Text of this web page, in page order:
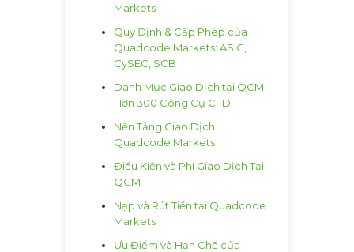
Markets
Quy Định & Cấp Phép của
Quadcode Markets: ASIC,
CySEC, SCB
Danh Mục Giao Dịch tại QCM:
Hơn 300 Công Cụ CFD
Nền Tảng Giao Dịch
Quadcode Markets
Điều Kiện và Phí Giao Dịch Tại
QCM
Nạp và Rút Tiền tại Quadcode
Markets
Ưu Điểm và Hạn Chế của